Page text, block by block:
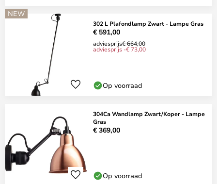
NEW
302 L Plafondlamp Zwart - Lampe Gras
€ 591,00
adviesprijs€ 664,00
adviesprijs -€ 73,00
Op voorraad
304Ca Wandlamp Zwart/Koper - Lampe
Gras
€ 369,00
Op voorraad